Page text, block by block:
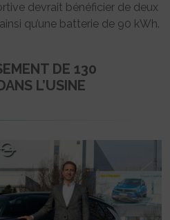
devrait bénéficier de deux
qu’une batterie de 90 kWh.
DE 130
L’USINE